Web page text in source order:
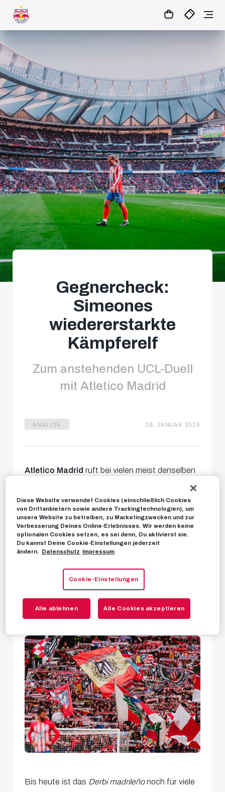
19:55 MATCHCENTER
Gegnercheck:
Simeones
wiedererstarkte
Kämpferelf
Zum anstehenden UCL-Duell
mit Atletico Madrid
ANALYSE 28. JANUAR 2025
Atletico Madrid ruft bei vielen meist denselben
Gedanken hervor: ein echter Arbeiterklub! Dass
zwischenzeitlich chinesische Investoren bzw.
aktuell ein israelischer Milliardär ihre Finger im
Spiel hatten und der Ball dabei im „Riyadh Air
Metropolitano Stadium“ rollt, bleibt dabei oft eine
Randnotiz. Nichtsdestotrotz trifft die
Bezeichnung aufeinige Facetten des
geschichtsträchtigen Vereinsdurchaus immer
Bis heute ist das Derbi madrileñonoch für viele
Diese Website verwendet Cookies (einschließlich Cookies
von Drittanbietern sowie andere Trackingtechnologien), um
unsere Website zu betreiben, zu Marketingzwecken und zur
Verbesserung Deines Online-Erlebnisses. Wir werden keine
optionalen Cookies setzen, es sei denn, Du aktivierst sie.
Du kannst Deine Cookie-Einstellungen jederzeit
ändern. Datenschutz Impressum
Cookie-Einstellungen
Alle ablehnen Alle Cookies akzeptieren